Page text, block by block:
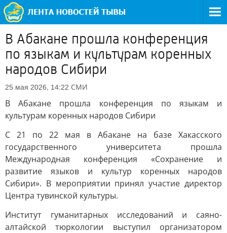
В Абакане прошла конференция
по языкам и культурам коренных
народов Сибири
25 мая 2026, 14:22 СМИ
В Абакане прошла конференция по языкам и
культурам коренных народов Сибири
С 21 по 22 мая в Абакане на базе Хакасского
государственного университета прошла
Международная конференция «Сохранение и
развитие языков и культур коренных народов
Сибири». В мероприятии принял участие директор
Центра тувинской культуры.
Институт гуманитарных исследований и саяно-
алтайской тюркологии выступил организатором